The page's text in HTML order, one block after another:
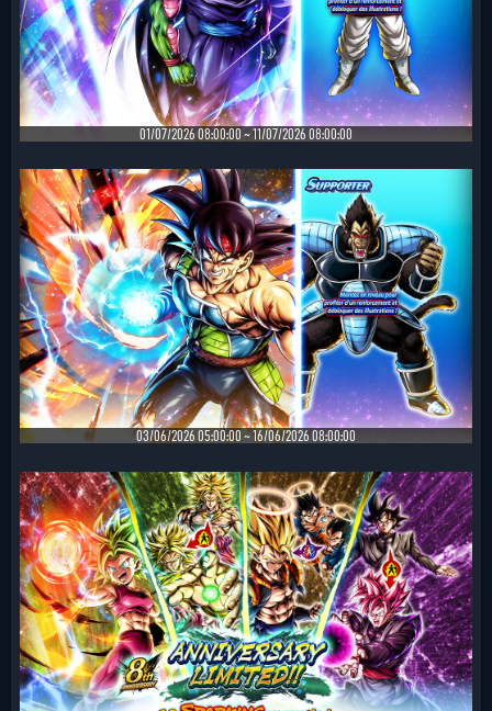
01/07/2026 08:00:00 ~ 11/07/2026 08:00:00
03/06/2026 05:00:00 ~ 16/06/2026 08:00:00